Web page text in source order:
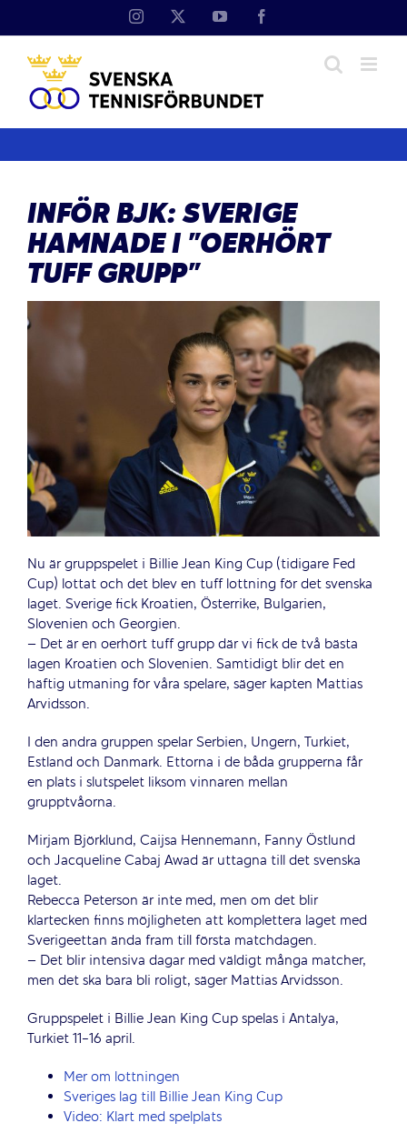
Instagram YouTube
INFÖR BJK: SVERIGE
HAMNADE I ”OERHÖRT
TUFF GRUPP”
Nu är gruppspelet i Billie Jean King Cup (tidigare Fed
Cup) lottat och det blev en tuff lottning för det svenska
laget. Sverige fick Kroatien, Österrike, Bulgarien,
Slovenien och Georgien.
– Det är en oerhört tuff grupp där vi fick de två bästa
lagen Kroatien och Slovenien. Samtidigt blir det en
häftig utmaning för våra spelare, säger kapten Mattias
Arvidsson.
I den andra gruppen spelar Serbien, Ungern, Turkiet,
Estland och Danmark. Ettorna i de båda grupperna får
en plats i slutspelet liksom vinnaren mellan
grupptvåorna.
Mirjam Björklund, Caijsa Hennemann, Fanny Östlund
och Jacqueline Cabaj Awad är uttagna till det svenska
laget.
Rebecca Peterson är inte med, men om det blir
klartecken finns möjligheten att komplettera laget med
Sverigeettan ända fram till första matchdagen.
– Det blir intensiva dagar med väldigt många matcher,
men det ska bara bli roligt, säger Mattias Arvidsson.
Gruppspelet i Billie Jean King Cup spelas i Antalya,
Turkiet 11-16 april.
Mer om lottningen
Sveriges lag till Billie Jean King Cup
Video: Klart med spelplats